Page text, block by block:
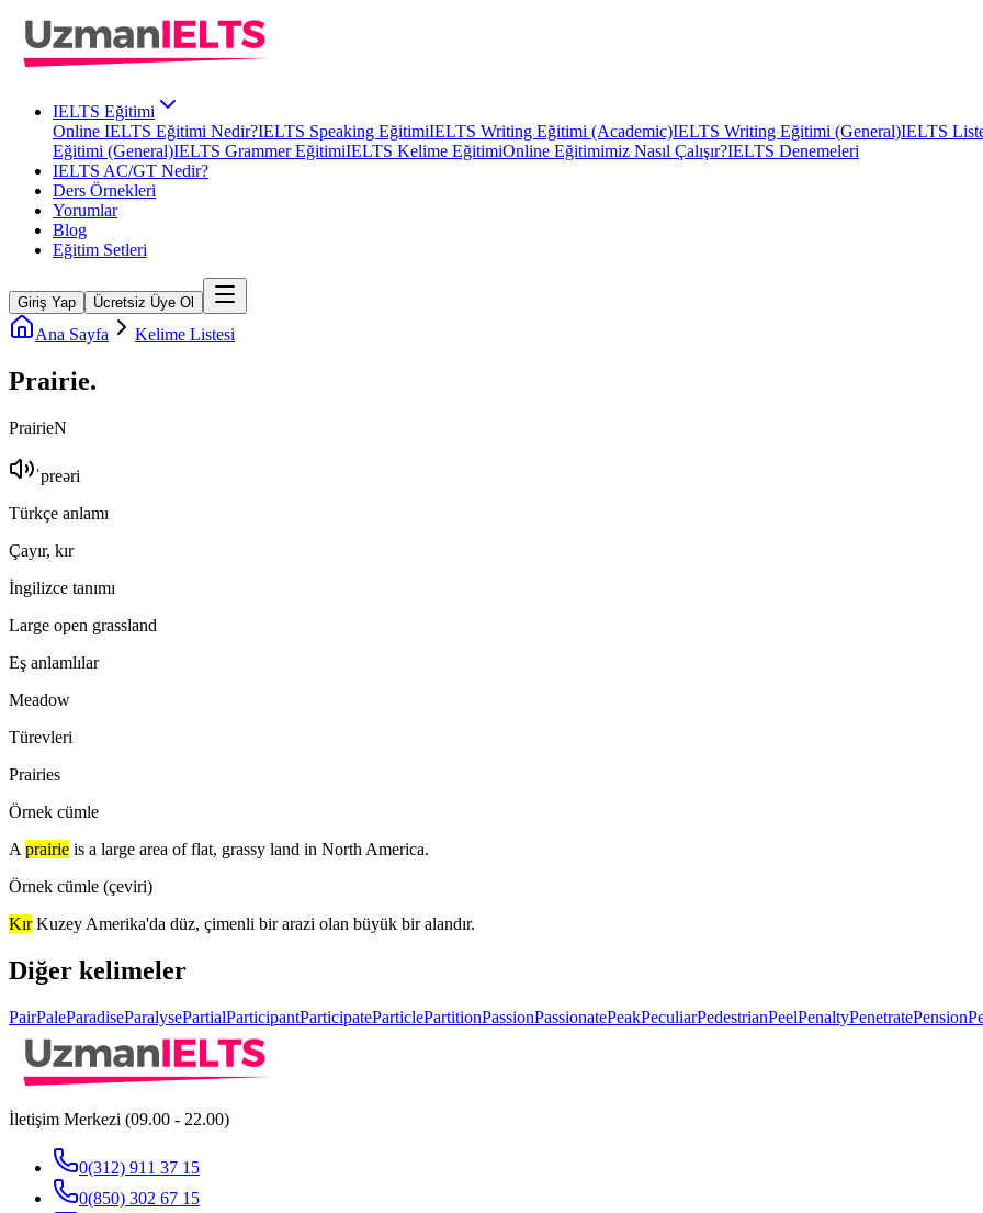
IELTS Eğitimi
Online IELTS Eğitimi Nedir?IELTS Speaking EğitimiIELTS Writing Eğitimi (Academic)IELTS Writing Eğitimi (General)IELTS
Eğitimi (General)IELTS Grammer EğitimiIELTS Kelime EğitimiOnline Eğitimimiz Nasıl Çalışır?IELTS Denemeleri
IELTS AC/GT Nedir?
Ders Örnekleri
Yorumlar
Blog
Eğitim Setleri
Giriş Yap Ücretsiz Üye Ol
Ana Sayfa Kelime Listesi
Prairie.
PrairieN
ˈpreəri
Türkçe anlamı
Çayır, kır
İngilizce tanımı
Large open grassland
Eş anlamlılar
Meadow
Türevleri
Prairies
Örnek cümle
A prairie is a large area of flat, grassy land in North America.
Örnek cümle (çeviri)
Kır Kuzey Amerika'da düz, çimenli bir arazi olan büyük bir alandır.
Diğer kelimeler
PairPaleParadiseParalysePartialParticipantParticipateParticlePartitionPassionPassionatePeakPeculiarPedestrianPeelPenaltyPenetratePension
İletişim Merkezi (09.00 - 22.00)
0(312) 911 37 15
0(850) 302 67 15